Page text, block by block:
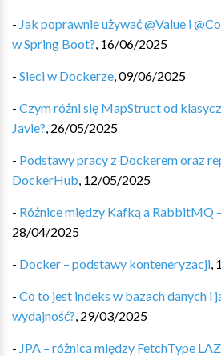
- Jak poprawnie używać @Value i
w Spring Boot?, 16/06/2025
- Sieci w Dockerze,09/06/2025
- Czym różni się MapStruct od
Javie?, 26/05/2025
- Podstawy pracy z Dockerem oraz
DockerHub, 12/05/2025
- Różnice między Kafką a RabbitMQ
28/04/2025
- Docker – podstawy konteneryzacji,
- Co to jest indeks w bazach danych i
wydajność?, 29/03/2025
- JPA – różnica między FetchType